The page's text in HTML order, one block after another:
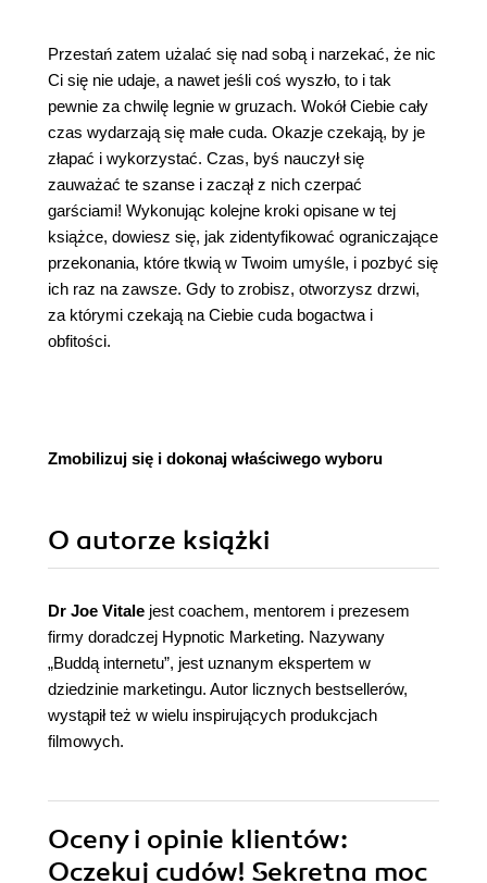
Przestań zatem użalać się nad sobą i narzekać, że nic
Ci się nie udaje, a nawet jeśli coś wyszło, to i tak
pewnie za chwilę legnie w gruzach. Wokół Ciebie cały
czas wydarzają się małe cuda. Okazje czekają, by je
złapać i wykorzystać. Czas, byś nauczył się
zauważać te szanse i zaczął z nich czerpać
garściami! Wykonując kolejne kroki opisane w tej
książce, dowiesz się, jak zidentyfikować ograniczające
przekonania, które tkwią w Twoim umyśle, i pozbyć się
ich raz na zawsze. Gdy to zrobisz, otworzysz drzwi,
za którymi czekają na Ciebie cuda bogactwa i
obfitości.
Zmobilizuj się i dokonaj właściwego wyboru
O autorze książki
Dr Joe Vitale jest coachem, mentorem i prezesem
firmy doradczej Hypnotic Marketing. Nazywany
„Buddą internetu”, jest uznanym ekspertem w
dziedzinie marketingu. Autor licznych bestsellerów,
wystąpił też w wielu inspirujących produkcjach
filmowych.
Oceny i opinie klientów:
Oczekuj cudów! Sekretna moc